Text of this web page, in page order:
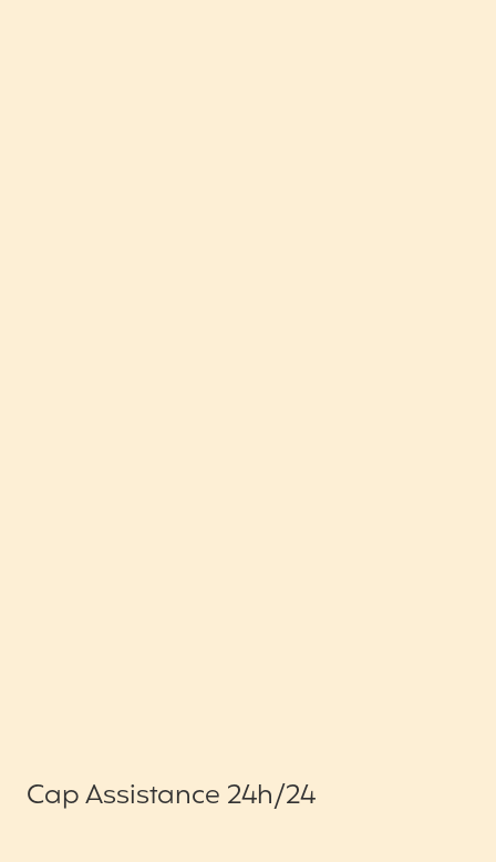
Cap Assistance 24h/24